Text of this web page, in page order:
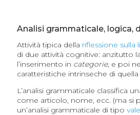
Analisi grammaticale, logica,
Attività tipica della riflessione sulla
di due attività cognitive: anzitutto
l’inserimento in categorie, e poi
caratteristiche intrinseche di quella
L’analisi grammaticale classifica
come articolo, nome, ecc. (ma si
un’analisi grammaticale di tipo